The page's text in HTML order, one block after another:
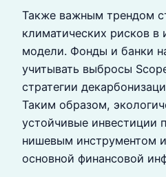
Также важным трендом
климатических рисков в
модели. Фонды и банки
учитывать выбросы
стратегии
Таким образом,
устойчивые инвестиции
нишевым инструментом
основной финансовой